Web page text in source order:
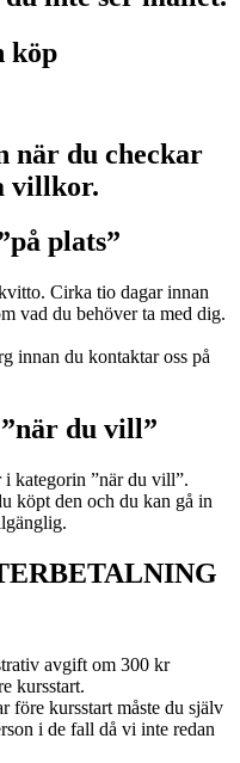
köp
när du checkar
villkor.
plats”
Cirka tio dagar innan
vad du behöver ta med dig.
innan du kontaktar oss på
du vill”
kategorin ”när du vill”.
köpt den och du kan gå in
avgift om 300 kr
kursstart.
före kursstart måste du själv
i de fall då vi inte redan